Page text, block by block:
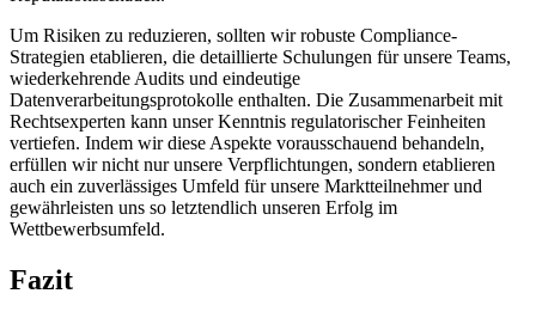
Um Risiken zu reduzieren, sollten wir robuste Compliance-
Strategien etablieren, die detaillierte Schulungen für unsere Teams,
wiederkehrende Audits und eindeutige
Datenverarbeitungsprotokolle enthalten. Die Zusammenarbeit mit
Rechtsexperten kann unser Kenntnis regulatorischer Feinheiten
vertiefen. Indem wir diese Aspekte vorausschauend behandeln,
erfüllen wir nicht nur unsere Verpflichtungen, sondern etablieren
auch ein zuverlässiges Umfeld für unsere Marktteilnehmer und
gewährleisten uns so letztendlich unseren Erfolg im
Wettbewerbsumfeld.
Fazit